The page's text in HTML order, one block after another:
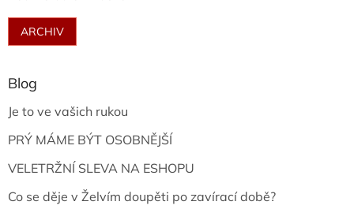
ARCHIV
Blog
Je to ve vašich rukou
PRÝ MÁME BÝT OSOBNĚJŠÍ
VELETRŽNÍ SLEVA NA ESHOPU
Co se děje v Želvím doupěti po zavírací době?